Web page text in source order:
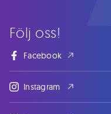
Följ oss!
Facebook
Instagram